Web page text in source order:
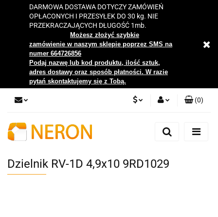
DARMOWA DOSTAWA DOTYCZY ZAMÓWIEŃ
OPŁACONYCH I PRZESYŁEK DO 30 kg. NIE
PRZEKRACZAJĄCYCH DŁUGOŚĆ 1mb.
Możesz złożyć szybkie
zamówienie w naszym sklepie poprzez SMS na
numer 664726856
Podaj nazwę lub kod produktu, ilość sztuk,
adres dostawy oraz sposób płatności. W razie
pytań skontaktujemy się z Tobą.
Zaloguj się
Zgody cookies
(0)
Dzielnik RV-1D 4,9x10 9RD1029